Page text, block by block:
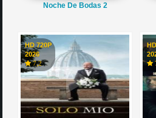
Noche De Bodas 2
HD 720P
2026
7,2